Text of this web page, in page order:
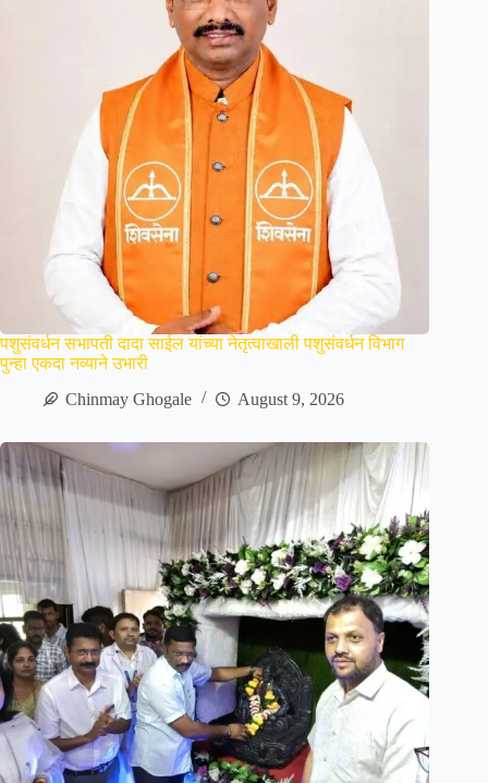
पशुसंवर्धन सभापती दादा साईल यांच्या नेतृत्वाखाली पशुसंवर्धन विभाग
पुन्हा एकदा नव्याने उभारी
Chinmay Ghogale
August 9, 2026